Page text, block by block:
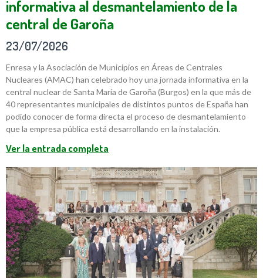
informativa al desmantelamiento de la
central de Garoña
23/07/2026
Enresa y la Asociación de Municipios en Áreas de Centrales
Nucleares (AMAC) han celebrado hoy una jornada informativa en la
central nuclear de Santa María de Garoña (Burgos) en la que más de
40 representantes municipales de distintos puntos de España han
podido conocer de forma directa el proceso de desmantelamiento
que la empresa pública está desarrollando en la instalación.
Ver la entrada completa